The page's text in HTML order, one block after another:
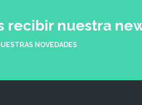
recibir nuestra
NOVEDADES